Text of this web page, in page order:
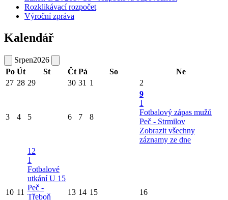
Rozklikávací rozpočet
Výroční zpráva
Kalendář
Srpen2026
Po Út St Čt Pá So
Ne
27 28 29 30 31 1 2
3 4 5 6 7 8
9
1
Fotbalový zápas mužů
Peč - Strmilov
Zobrazit všechny
záznamy ze dne
10 11
12
1
Fotbalové
utkání U 15
Peč -
Třeboň
13 14 15 16